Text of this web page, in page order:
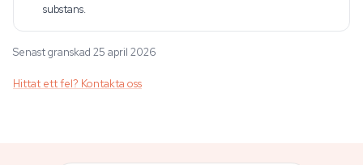
substans.
Senast granskad 25 april 2026
Hittat ett fel? Kontakta oss